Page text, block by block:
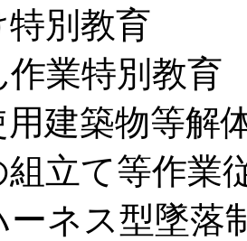
特別教育
業特別教育
建築物等解
組立て等作業
ーネス型墜落